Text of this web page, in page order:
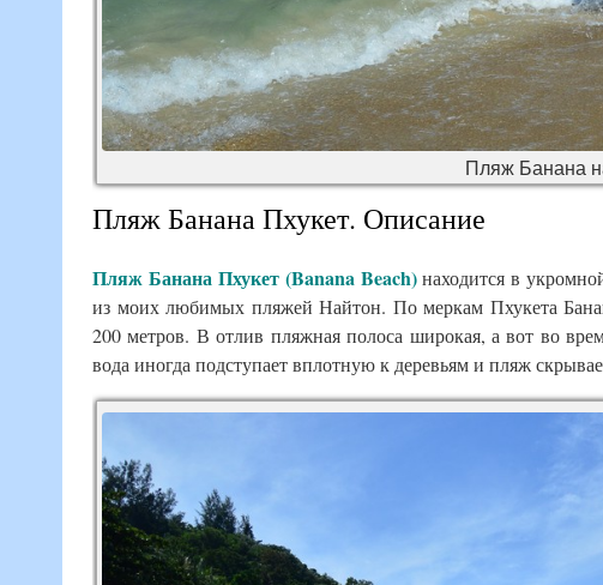
Пляж Банана
Пляж Банана Пхукет. Описание
Пляж Банана Пхукет (Banana Beach)находится в
из моих любимых пляжей Найтон. По меркам Пхукета
200 метров. В отлив пляжная полоса широкая, а вот во
вода иногда подступает вплотную к деревьям и пляж